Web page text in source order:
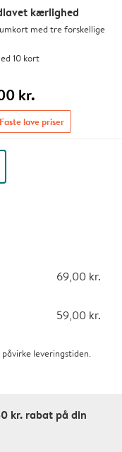
kærlighed
med tre forskellige
10 kort
kr.
Faste lave priser
69,00 kr.
59,00 kr.
leveringstiden.
kr. rabat på din